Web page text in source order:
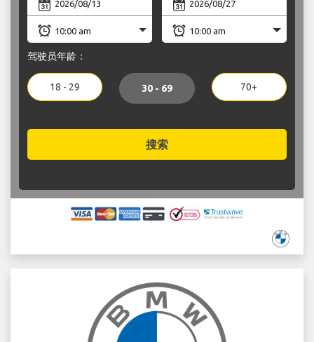
驾驶员年龄：
18 - 29 30 - 69 70+
搜索